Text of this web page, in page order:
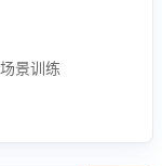
景训练